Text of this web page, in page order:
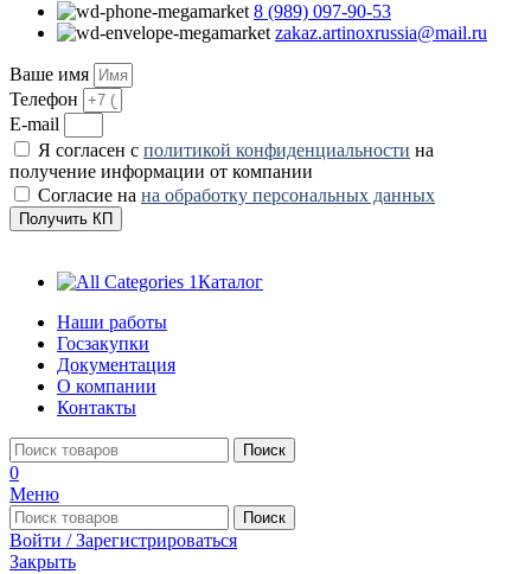
8 (989) 097-90-53
zakaz.artinoxrussia@mail.ru
Ваше имя
Телефон
E-mail
Я согласен с политикой конфиденциальности на
получение информации от компании
Согласие на на обработку персональных данных
Получить КП
Каталог
Наши работы
Госзакупки
Документация
О компании
Контакты
Поиск
0
Меню
Поиск
Войти / Зарегистрироваться
Закрыть